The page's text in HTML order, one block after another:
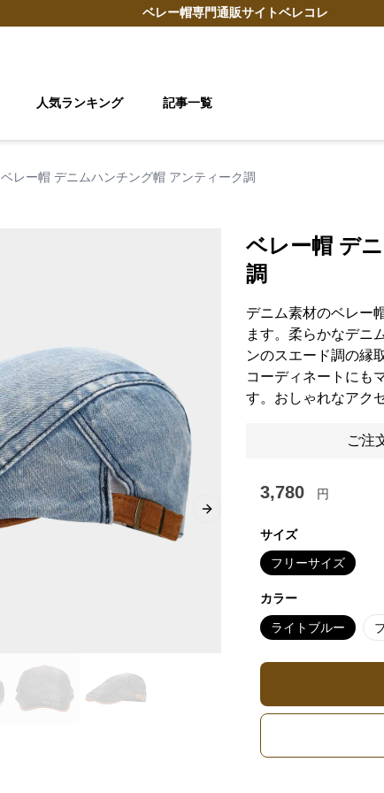
ベレー帽専門通販サイトベレコレ
人気ランキング 記事一覧
ベレー帽 デニムハンチング帽 アンティーク調
Next slide
ベレー帽 デ
調
デニム素材のベレー
ます。柔らかなデニ
ンのスエード調の縁
コーディネートにも
す。おしゃれなアク
ご注
3,780 円
サイズ
フリーサイズ
カラー
ライトブルー